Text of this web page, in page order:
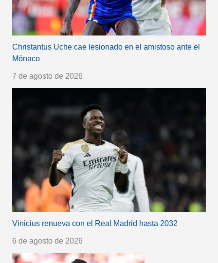
Christantus Uche cae lesionado en el amistoso ante el
Mónaco
7 de agosto de 2026
Vinicius renueva con el Real Madrid hasta 2032
6 de agosto de 2026